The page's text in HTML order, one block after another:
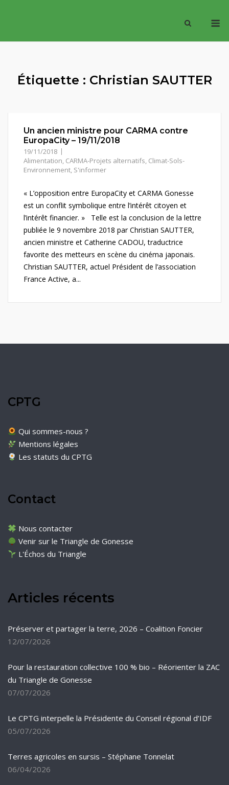
Étiquette : Christian SAUTTER
Un ancien ministre pour CARMA contre
EuropaCity – 19/11/2018
19/11/2018
Alimentation, CARMA-Projets alternatifs, Climat-Sols-
Environnement, S'informer
« L’opposition entre EuropaCity et CARMA Gonesse
est un conflit symbolique entre l’intérêt citoyen et
l’intérêt financier. » Telle est la conclusion de la lettre
publiée le 9 novembre 2018 par Christian SAUTTER,
ancien ministre et Catherine CADOU, traductrice
favorite des metteurs en scène du cinéma japonais.
Christian SAUTTER, actuel Président de l’association
France Active, a...
CPTG
Qui sommes-nous ?
Mentions légales
Les statuts du CPTG
Contact
Nous contacter
Venir sur le Triangle de Gonesse
L'Échos du Triangle
Articles récents
Préserver et partager la terre, 2026 – Coalition Foncier
12/07/2026
Pour la restauration collective 100 % bio – Réorienter la ZAC
du Triangle de Gonesse
07/07/2026
Le CPTG interpelle la Présidente du Conseil régional d’IDF
05/07/2026
Terres agricoles en sursis – Stéphane Tonnelat
06/04/2026